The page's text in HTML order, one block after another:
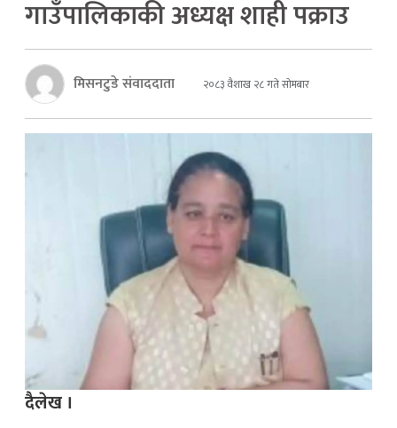
गाउँपालिकाकी अध्यक्ष शाही पक्राउ
मिसनटुडे संवाददाता २०८३ वैशाख २८ गते सोमबार
दैलेख ।